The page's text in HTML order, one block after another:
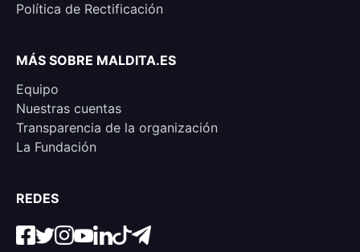
Política de Rectificación
MÁS SOBRE MALDITA.ES
Equipo
Nuestras cuentas
Transparencia de la organización
La Fundación
REDES